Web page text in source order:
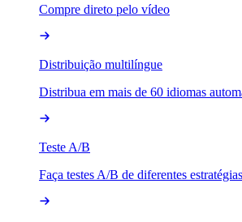
Compre direto pelo vídeo
Distribuição multilíngue
Distribua em mais de 60 idiomas
Teste A/B
Faça testes A/B de diferentes